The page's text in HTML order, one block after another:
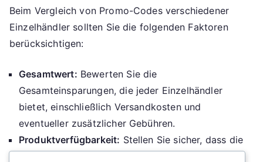
Beim Vergleich von Promo-Codes verschiedener
Einzelhändler sollten Sie die folgenden Faktoren
berücksichtigen:
Gesamtwert: Bewerten Sie die
Gesamteinsparungen, die jeder Einzelhändler
bietet, einschließlich Versandkosten und
eventueller zusätzlicher Gebühren.
Produktverfügbarkeit: Stellen Sie sicher, dass die